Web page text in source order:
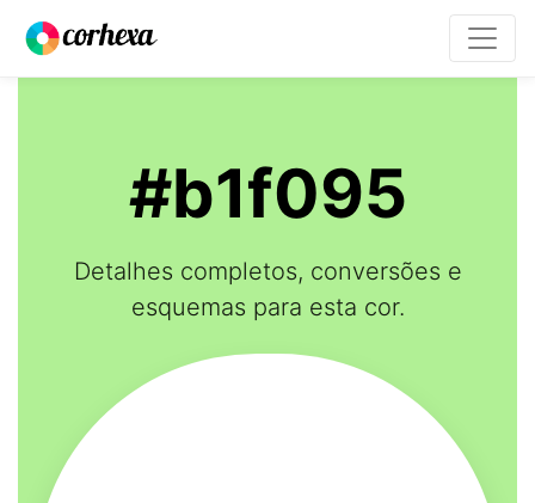
#b1f095
Detalhes completos, conversões e
esquemas para esta cor.